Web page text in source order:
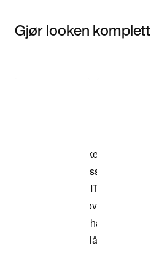
Gjør looken komplett